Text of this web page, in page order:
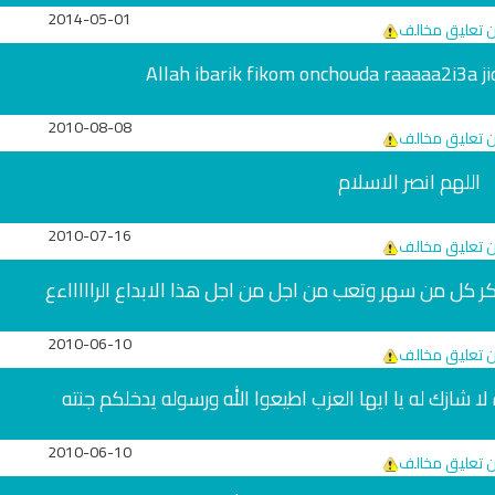
تعليق مخالف 2014-05-01
Allah ibarik fikom onchouda raaaaa2i3a
تعليق مخالف 2010-08-08
اللهم انصر الاسلام
تعليق مخالف 2010-07-16
كل من سهر وتعب من اجل من اجل هذا الابداع الراااااءع
تعليق مخالف 2010-06-10
شازك له يا ايها العزب اطيعوا الله ورسوله يدخلكم جنته
تعليق مخالف 2010-06-10
تلاوة جديدة للشيخ مشاري
العفاسي تهتز لها القلوب
13796 | 2024-05-29
ترجمة معاني القرآن
التاميلية
الترجمات الصوتية
القرآن Mp3
7147 | 2024-05-29